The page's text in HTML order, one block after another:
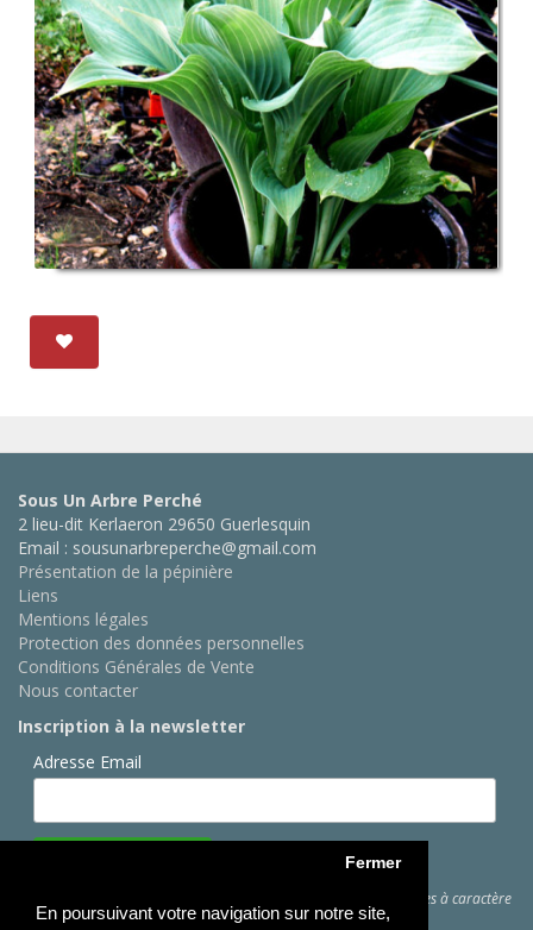
En poursuivant votre navigation sur notre site,
Fermer
Sous Un Arbre Perché
2 lieu-dit Kerlaeron 29650 Guerlesquin
Email : sousunarbreperche@gmail.com
Présentation de la pépinière
Liens
Mentions légales
Protection des données personnelles
Conditions Générales de Vente
Nous contacter
Inscription à la newsletter
Adresse Email
pour des informations sur les traitements de données à caractère
personnel